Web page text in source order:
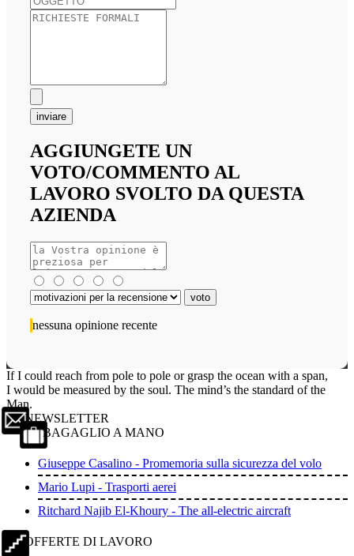
inviare
AGGIUNGETE UN
VOTO/COMMENTO AL
LAVORO SVOLTO DA QUESTA
AZIENDA
nessuna opinione recente
If I could reach from pole to pole or grasp the ocean with a span,
I would be measured by the soul. The mind’s the standard of the
Man.
NEWSLETTER
BAGAGLIO A MANO
Giuseppe Casalino - Promemoria sulla sicurezza del volo
Mario Lupi - Trasporti aerei
Ritchard Najib El-Khoury - The all-electric aircraft
OFFERTE DI LAVORO